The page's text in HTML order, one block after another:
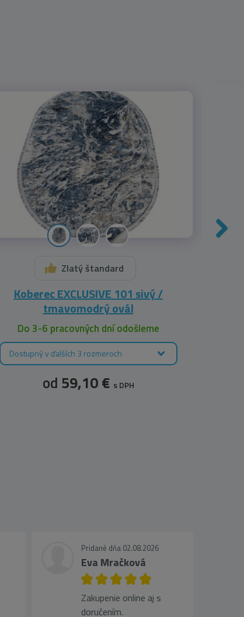
Zlatý štandard
Koberec EXCLUSIVE 101 sivý /
tmavomodrý ovál
Do 3-6 pracovných dní odošleme
Dostupný v ďalších 3 rozmeroch
od 59,10 € s DPH
Pridané dňa 02.08.2026
Eva Mračková
Zakupenie online aj s
doručením.